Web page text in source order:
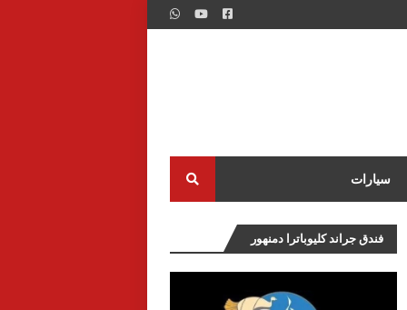
سيارات
فندق جراند كليوباترا دمنهور